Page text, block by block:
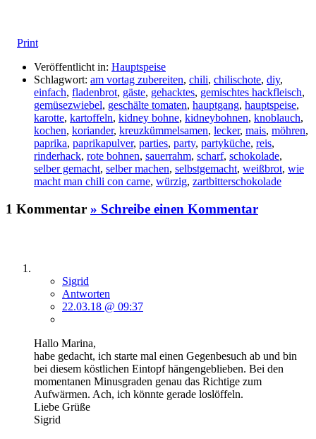
Print
Veröffentlicht in: Hauptspeise
Schlagwort: am vortag zubereiten, chili, chilischote, diy,
einfach, fladenbrot, gäste, gehacktes, gemischtes hackfleisch,
gemüsezwiebel, geschälte tomaten, hauptgang, hauptspeise,
karotte, kartoffeln, kidney bohne, kidneybohnen, knoblauch,
kochen, koriander, kreuzkümmelsamen, lecker, mais, möhren,
paprika, paprikapulver, parties, party, partyküche, reis,
rinderhack, rote bohnen, sauerrahm, scharf, schokolade,
selber gemacht, selber machen, selbstgemacht, weißbrot, wie
macht man chili con carne, würzig, zartbitterschokolade
1 Kommentar » Schreibe einen Kommentar
Sigrid
Antworten
22.03.18 @ 09:37
Hallo Marina,
habe gedacht, ich starte mal einen Gegenbesuch ab und bin
bei diesem köstlichen Eintopf hängengeblieben. Bei den
momentanen Minusgraden genau das Richtige zum
Aufwärmen. Ach, ich könnte gerade loslöffeln.
Liebe Grüße
Sigrid